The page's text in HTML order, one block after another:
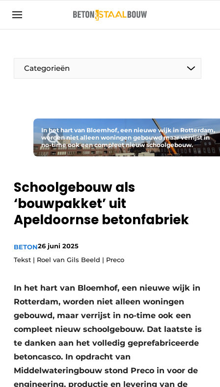
Aanmelden
Artikelen
Bedrijven
Direct contact
Evenement aanmelden
Nieuwsbrief
Podcasts
Privacy / Cookie statement
Vacature aanmelden
Video’s
Categorieën
In het hart van Bloemhof, een nieuwe wijk in Rotterdam,
worden niet alleen woningen gebouwd maar verrijst in
no-time ook een compleet nieuw schoolgebouw.
Schoolgebouw als
‘bouwpakket’ uit
Apeldoornse betonfabriek
BETON26 juni 2025
Tekst | Roel van Gils Beeld | Preco
In het hart van Bloemhof, een nieuwe wijk in
Rotterdam, worden niet alleen woningen
gebouwd, maar verrijst in no-time ook een
compleet nieuw schoolgebouw. Dat laatste is
te danken aan het volledig geprefabriceerde
betoncasco. In opdracht van
Middelwateringbouw stond Preco in voor de
engineering, productie en levering van de